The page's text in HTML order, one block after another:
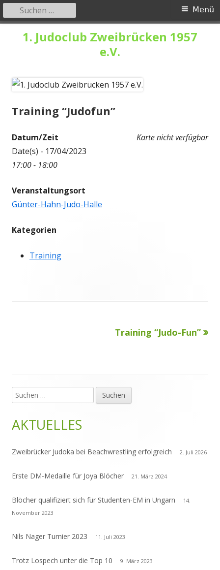
1. Judoclub Zweibrücken 1957
e.V.
Primäres
Menü
Menü
Suchen
nach:
Training “Judofun”
Karte nicht verfügbar
Datum/Zeit
Date(s) - 17/04/2023
17:00 - 18:00
Veranstaltungsort
Günter-Hahn-Judo-Halle
Kategorien
Training
BeitragsnavigationNächster
Training “Judo-Fun”
Haupt-
Seitenleiste
Suchen
nach:
AKTUELLES
Zweibrücker Judoka bei Beachwrestling erfolgreich 2. Juli 2026
Erste DM-Medaille für Joya Blöcher 21. März 2024
Blöcher qualifiziert sich für Studenten-EM in Ungarn
14.
November 2023
Nils Nager Turnier 2023 11. Juli 2023
Trotz Lospech unter die Top 10 9. März 2023